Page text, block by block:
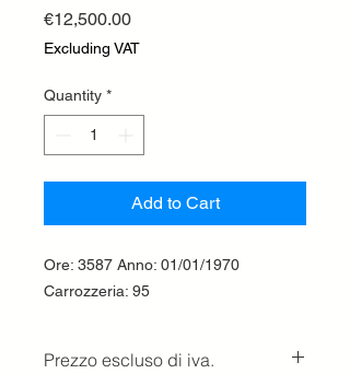
€12,500.00Price
Excluding VAT
Quantity *
Add to Cart
Ore: 3587 Anno: 01/01/1970
Carrozzeria: 95
Prezzo escluso di iva.